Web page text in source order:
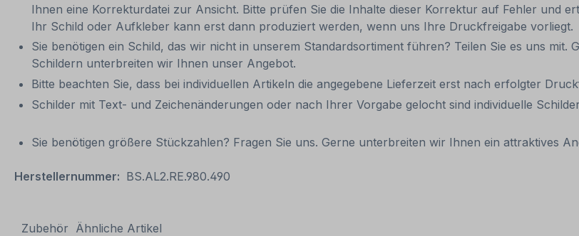
Ihnen eine Korrekturdatei zur Ansicht. Bitte prüfen Sie die Inhalte dieser Korrektur auf Fehler und
Ihr Schild oder Aufkleber kann erst dann produziert werden, wenn uns Ihre Druckfreigabe vorliegt.
Sie benötigen ein Schild, das wir nicht in unserem Standardsortiment führen? Teilen Sie es uns
Schildern unterbreiten wir Ihnen unser Angebot.
Bitte beachten Sie, dass bei individuellen Artikeln die angegebene Lieferzeit erst nach erfolgter
Schilder mit Text- und Zeichenänderungen oder nach Ihrer Vorgabe gelocht sind individuelle
Sie benötigen größere Stückzahlen? Fragen Sie uns. Gerne unterbreiten wir Ihnen ein attraktives
Herstellernummer: BS.AL2.RE.980.490
Zubehör Ähnliche Artikel